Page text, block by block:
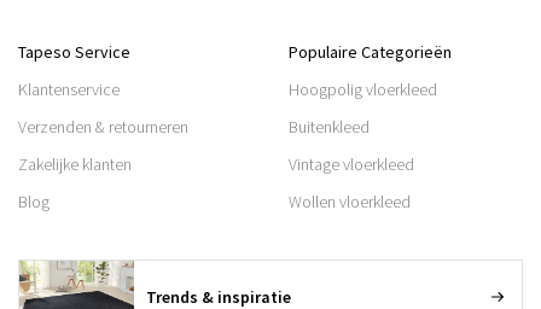
Tapeso Service
Klantenservice
Verzenden & retourneren
Zakelijke klanten
Blog
Populaire Categorieën
Hoogpolig vloerkleed
Buitenkleed
Vintage vloerkleed
Wollen vloerkleed
Trends & inspiratie